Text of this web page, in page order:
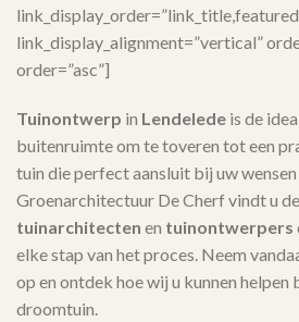
link_display_alignment=”vertical”
order=”asc”]
Tuinontwerp in Lendelede is de
buitenruimte om te toveren tot een
tuin die perfect aansluit bij uw
Groenarchitectuur De Cherf vindt u
tuinarchitecten en tuinontwerpers
elke stap van het proces. Neem
op en ontdek hoe wij u kunnen helpen
droomtuin.